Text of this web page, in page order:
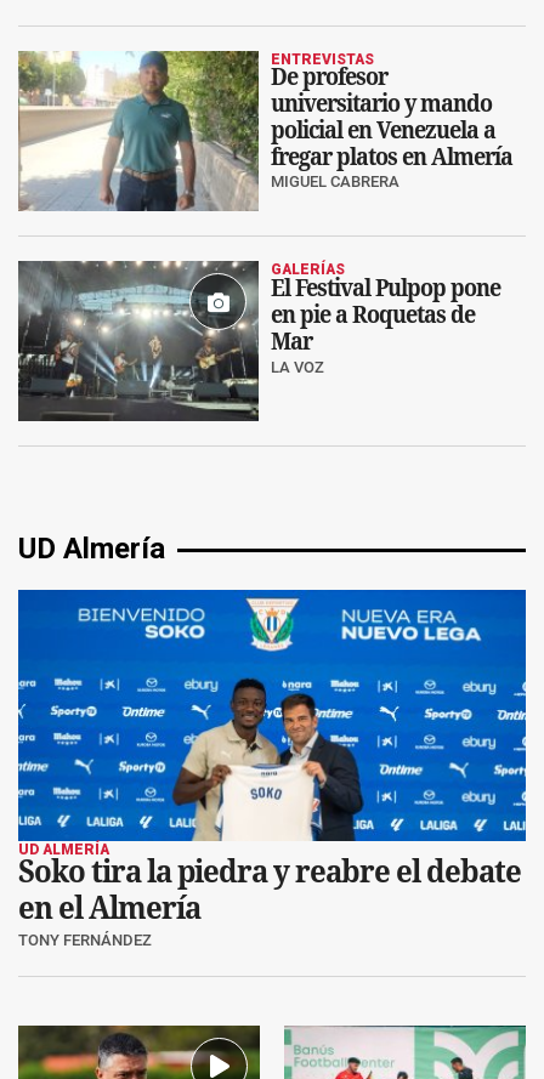
ENTREVISTAS
De profesor
universitario y mando
policial en Venezuela a
fregar platos en Almería
MIGUEL CABRERA
GALERÍAS
El Festival Pulpop pone
en pie a Roquetas de
Mar
LA VOZ
UD Almería
UD ALMERÍA
Soko tira la piedra y reabre el debate
en el Almería
TONY FERNÁNDEZ